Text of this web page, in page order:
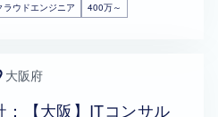
ラウドエンジニア 400万～
大阪府
：【大阪】ITコンサル